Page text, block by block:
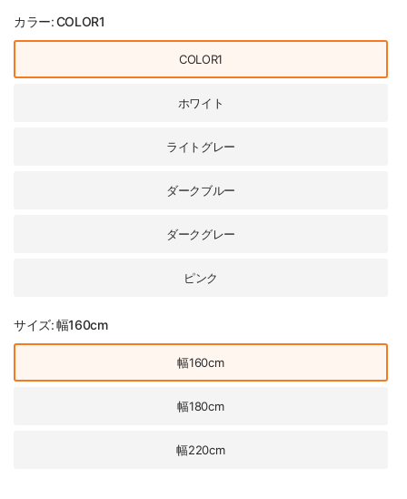
カラー:COLOR1
COLOR1
ホワイト
ライトグレー
ダークブルー
ダークグレー
ピンク
サイズ:幅160cm
幅160cm
幅180cm
幅220cm